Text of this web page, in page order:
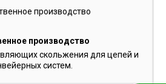
производство
скольжения для цепей и
систем.